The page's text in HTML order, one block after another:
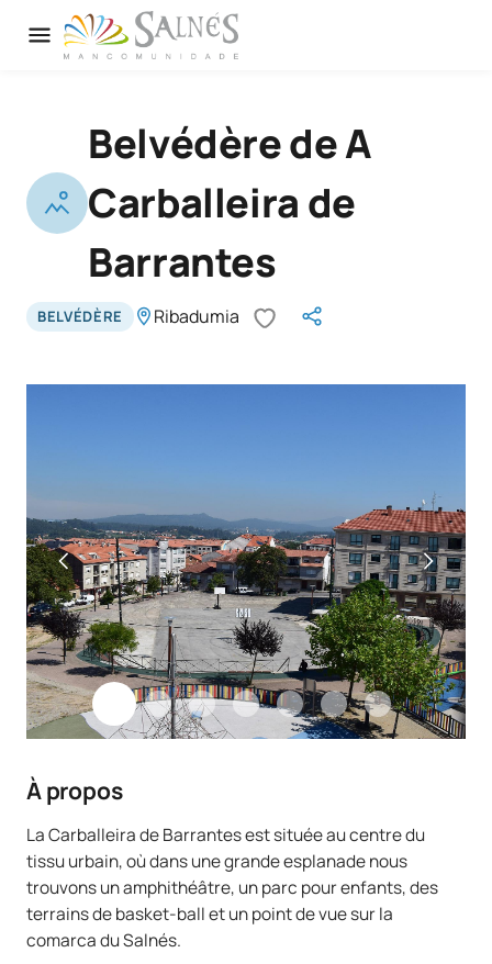
Belvédère de A
Carballeira de
Barrantes
BELVÉDÈRE Ribadumia
À propos
La Carballeira de Barrantes est située au centre du
tissu urbain, où dans une grande esplanade nous
trouvons un amphithéâtre, un parc pour enfants, des
terrains de basket-ball et un point de vue sur la
comarca du Salnés.